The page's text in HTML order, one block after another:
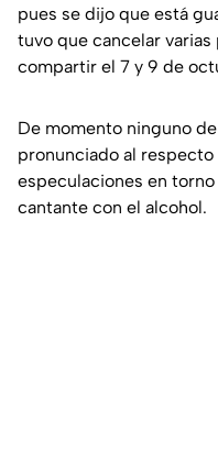
pues se dijo que está
tuvo que cancelar
compartir el 7 y 9 de
De momento ninguno
pronunciado al respecto
especulaciones en
cantante con el alcohol.